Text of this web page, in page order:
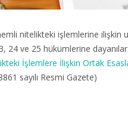
nitelikteki işlemlerine ilişkin
24 ve 25 hükümlerine
İşlemlere İlişkin Ortak
sayılı Resmi Gazete)